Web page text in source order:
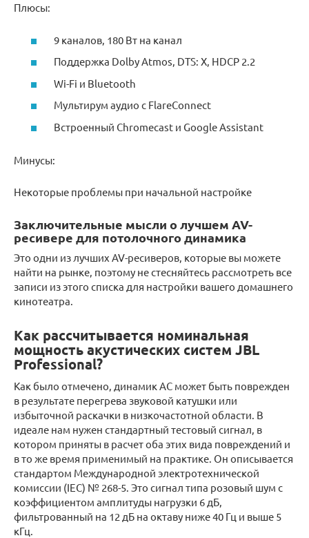
Плюсы:
9 каналов, 180 Вт на канал
Поддержка Dolby Atmos, DTS: X, HDCP 2.2
Wi-Fi и Bluetooth
Мультирум аудио с FlareConnect
Встроенный Chromecast и Google Assistant
Минусы:
Некоторые проблемы при начальной настройке
Заключительные мысли о лучшем AV-
ресивере для потолочного динамика
Это одни из лучших AV-ресиверов, которые вы можете
найти на рынке, поэтому не стесняйтесь рассмотреть все
записи из этого списка для настройки вашего домашнего
кинотеатра.
Как рассчитывается номинальная
мощность акустических систем JBL
Professional?
Как было отмечено, динамик АС может быть поврежден
в результате перегрева звуковой катушки или
избыточной раскачки в низкочастотной области. В
идеале нам нужен стандартный тестовый сигнал, в
котором приняты в расчет оба этих вида повреждений и
в то же время применимый на практике. Он описывается
стандартом Международной электротехнической
комиссии (IEC) № 268-5. Это сигнал типа розовый шум с
коэффициентом амплитуды нагрузки 6 дБ,
фильтрованный на 12 дБ на октаву ниже 40 Гц и выше 5
кГц.